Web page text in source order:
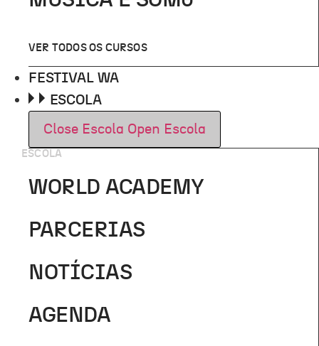
VER TODOS OS CURSOS
FESTIVAL WA
ESCOLA
Close Escola Open Escola
ESCOLA
WORLD ACADEMY
PARCERIAS
NOTÍCIAS
AGENDA